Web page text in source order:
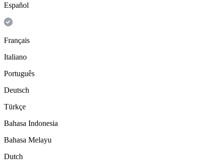
Español
Français
Italiano
Português
Deutsch
Türkçe
Bahasa Indonesia
Bahasa Melayu
Dutch